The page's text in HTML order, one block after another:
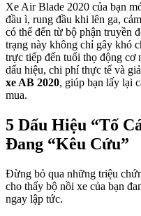
Xe Air Blade 2020 của bạn
đầu ì, rung đầu khi lên ga,
có thể đến từ bộ phận truyền
trạng này không chỉ gây khó
trực tiếp đến tuổi thọ động cơ
dấu hiệu, chi phí thực tế và
xe AB 2020, giúp bạn lấy lại
mua.
5 Dấu Hiệu “Tố
Đang “Kêu Cứu”
Đừng bỏ qua những triệu
cho thấy bộ nồi xe của bạn
ngay lập tức.